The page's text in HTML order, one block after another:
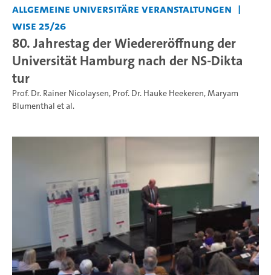
Allgemeine universitäre Veranstaltungen
WiSe 25/26
80. Jahrestag der Wiedereröffnung der
Universität Hamburg nach der NS-Dikta
tur
Prof. Dr. Rainer Nicolaysen, Prof. Dr. Hauke Heekeren,Maryam
Blumenthal et al.